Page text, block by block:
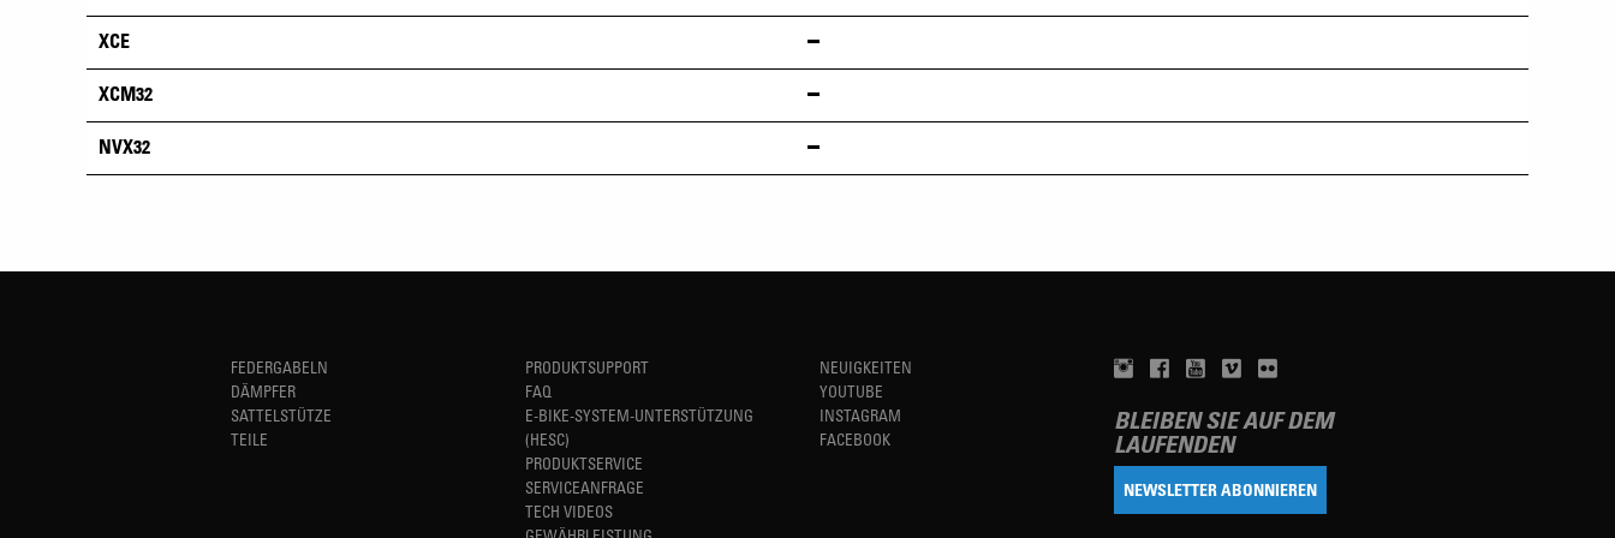
XCE
XCM32
NVX32
FEDERGABELN
DÄMPFER
SATTELSTÜTZE
TEILE
PRODUKTSUPPORT
FAQ
E-BIKE-SYSTEM-UNTERSTÜTZUNG
(HESC)
PRODUKTSERVICE
SERVICEANFRAGE
TECH VIDEOS
NEUIGKEITEN
YOUTUBE
INSTAGRAM
FACEBOOK
BLEIBEN SIE AUF DEM
LAUFENDEN
NEWSLETTER ABONNIEREN